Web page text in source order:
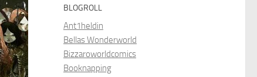
BLOGROLL
Ant1heldin
Bellas Wonderworld
Bizzaroworldcomics
Booknapping